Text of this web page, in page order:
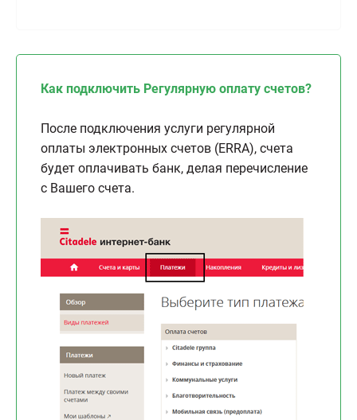
Как подключить Регулярную оплату счетов?
После подключения услуги регулярной
оплаты электронных счетов (ERRA), счета
будет оплачивать банк, делая перечисление
с Вашего счета.